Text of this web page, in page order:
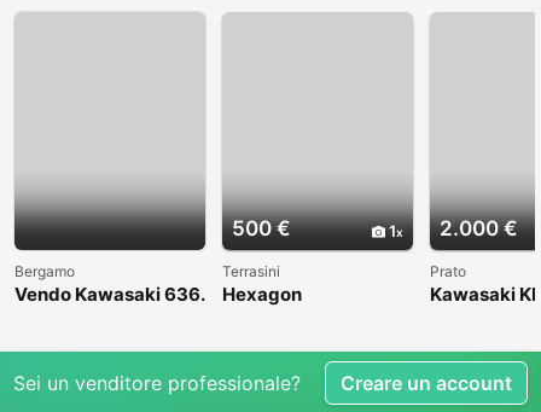
Bergamo
Vendo Kawasaki 636.
500 € 1
Terrasini
Hexagon
2.000 €
Prato
Kawasaki
Sei un venditore professionale? Creare un account